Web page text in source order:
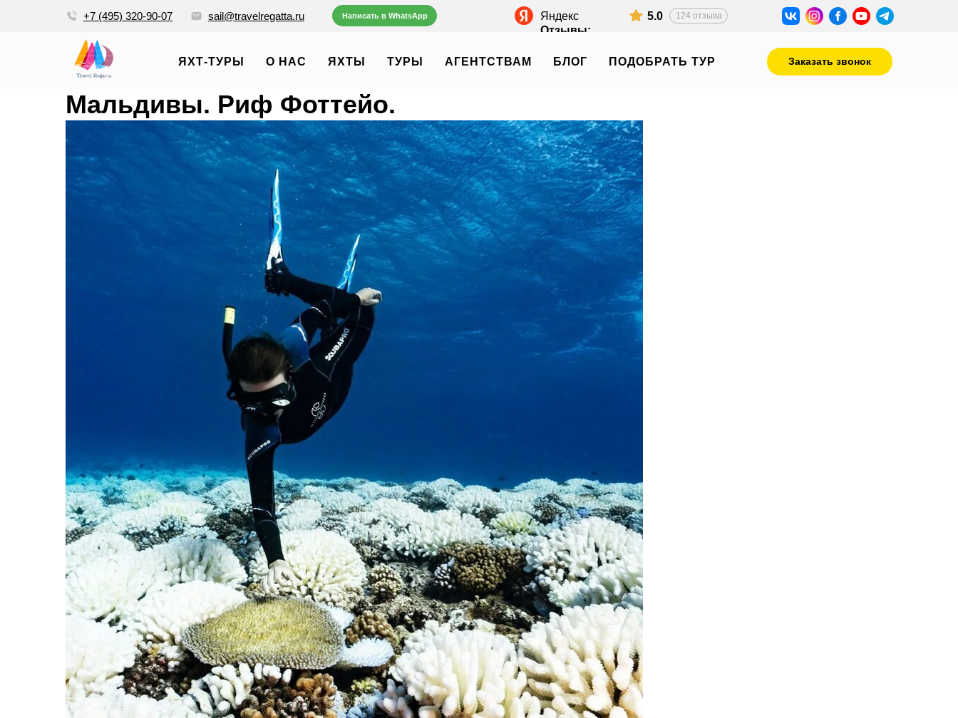
+7 (495) 320-90-07 sail@travelregatta.ru Написать в WhatsApp
Яндекс
Отзывы:
5.0 124 отзыва
ЯХТ-ТУРЫ О НАС ЯХТЫ ТУРЫ АГЕНТСТВАМ БЛОГ ПОДОБРАТЬ ТУР Заказать звонок
Мальдивы. Риф Фоттейо.